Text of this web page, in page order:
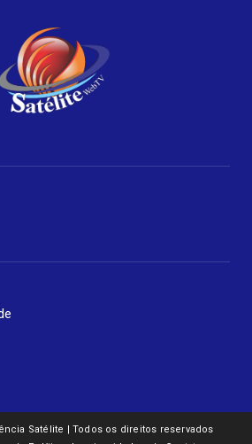
Satélite | Todos os direitos reservados